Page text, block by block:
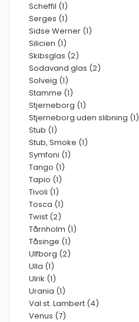
Scheffil (1)
Serges (1)
Sidse Werner (1)
Silicien (1)
Skibsglas (2)
Sodavand glas (2)
Solveig (1)
Stamme (1)
Stjerneborg (1)
Stjerneborg uden slibning (1)
Stub (1)
Stub, Smoke (1)
Symfoni (1)
Tango (1)
Tapio (1)
Tivoli (1)
Tosca (1)
Twist (2)
Tårnholm (1)
Tåsinge (1)
Ulfborg (2)
Ulla (1)
Ulrik (1)
Urania (1)
Val st. Lambert (4)
Venus (7)